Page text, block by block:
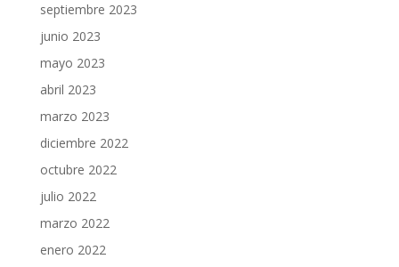
septiembre 2023
junio 2023
mayo 2023
abril 2023
marzo 2023
diciembre 2022
octubre 2022
julio 2022
marzo 2022
enero 2022